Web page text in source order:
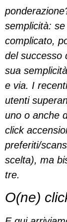
semplicità:
complicato,
del successo
sua
e via. I
utenti
uno o anche
click
preferiti/
scelta), ma
tre.
O(ne)